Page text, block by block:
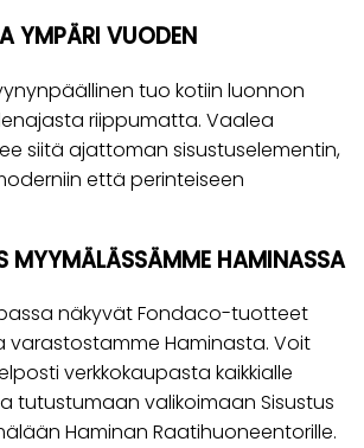
YMPÄRI VUODEN
tuo kotiin luonnon
riippumatta. Vaalea
siitä ajattoman sisustuselementin,
että perinteiseen
MYYMÄLÄSSÄMME HAMINASSA
näkyvät Fondaco-tuotteet
Haminasta. Voit
verkkokaupasta kaikkialle
tutustumaan valikoimaan Sisustus
Haminan Raatihuoneentorille.